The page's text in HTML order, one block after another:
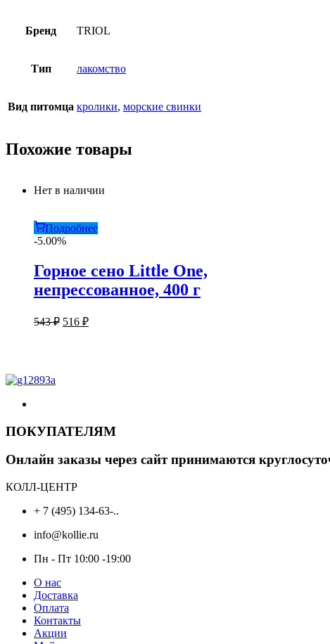
Бренд TRIOL
Тип лакомство
Вид питомца кролики, морские свинки
Похожие товары
Нет в наличии
Подробнее
-5.00%
Горное сено Little One,
непрессованное, 400 г
543₽ Первоначальная
516 ₽Текущая
ПОКУПАТЕЛЯМ
Онлайн заказы через сайт принимаются
КОЛЛ-ЦЕНТР
+ 7 (495) 134-63-..
info@kollie.ru
Пн - Пт 10:00 -19:00
О нас
Доставка
Оплата
Контакты
Акции